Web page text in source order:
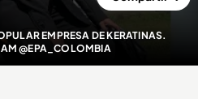
EMPRESA DE KERATINAS.
@EPA_COLOMBIA